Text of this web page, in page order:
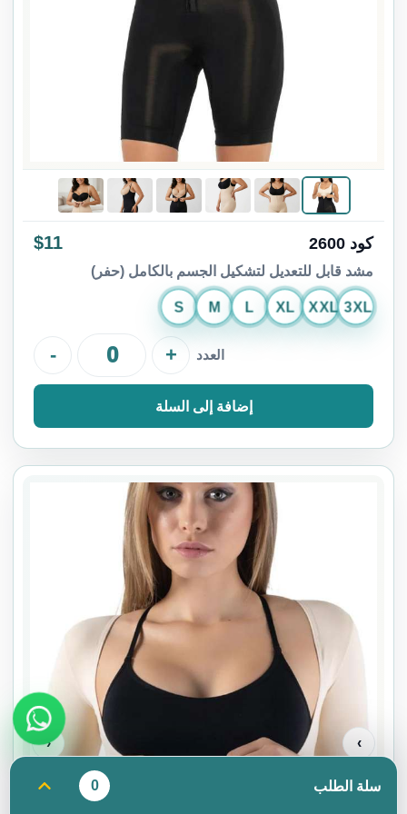
كود 2600 $11
مشد قابل للتعديل لتشكيل الجسم بالكامل (حفر)
S M L XL XXL 3XL
العدد - +
إضافة إلى السلة
›
‹
سلة الطلب 0